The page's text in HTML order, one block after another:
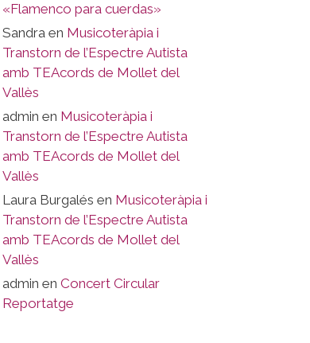
«Flamenco para cuerdas»
Sandra en Musicoteràpia i
Transtorn de l’Espectre Autista
amb TEAcords de Mollet del
Vallès
admin en Musicoteràpia i
Transtorn de l’Espectre Autista
amb TEAcords de Mollet del
Vallès
Laura Burgalés en Musicoteràpia i
Transtorn de l’Espectre Autista
amb TEAcords de Mollet del
Vallès
admin en Concert Circular
Reportatge